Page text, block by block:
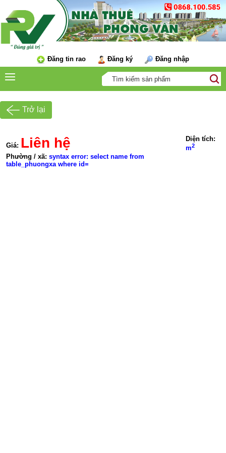
Đăng tin rao Đăng ký Đăng nhập
Trở lại
Giá: Liên hệ
Diện tích:
m2
Phường / xã: syntax error: select name from
table_phuongxa where id=